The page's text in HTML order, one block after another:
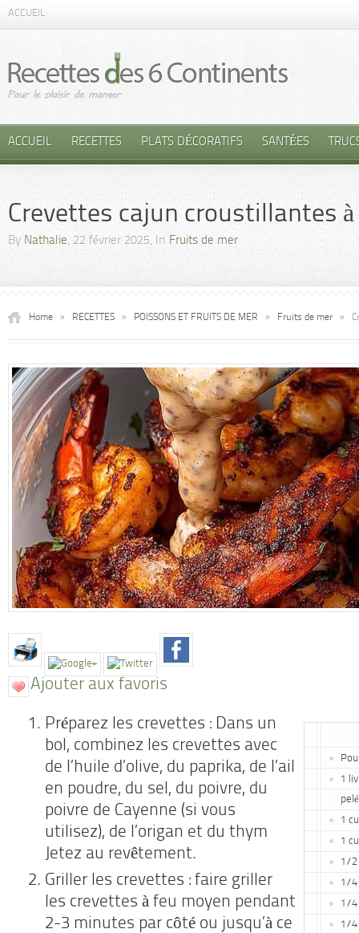
ACCUEIL
ACCUEIL RECETTES PLATS DÉCORATIFS SANTÉES
Crevettes cajun croustillantes
By Nathalie, 22 février 2025, In Fruits de mer
Home » RECETTES » POISSONS ET FRUITS DE MER » Fruits de mer »
Ajouter aux favoris
1
1
1
1/2
1/4
1/4
1/4
Préparez les crevettes : Dans un
bol, combinez les crevettes avec
de l’huile d’olive, du paprika, de l’ail
en poudre, du sel, du poivre, du
poivre de Cayenne (si vous
utilisez), de l’origan et du thym
Jetez au revêtement.
Griller les crevettes : faire griller
les crevettes à feu moyen pendant
2-3 minutes par côté ou jusqu’à ce